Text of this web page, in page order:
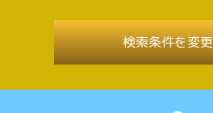
検索条件を変